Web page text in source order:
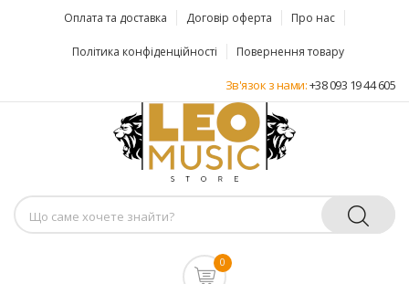
Оплата та доставка Договір оферта Про нас
Політика конфіденційності Повернення товару
Зв'язок з нами:+38 093 19 44 605
0